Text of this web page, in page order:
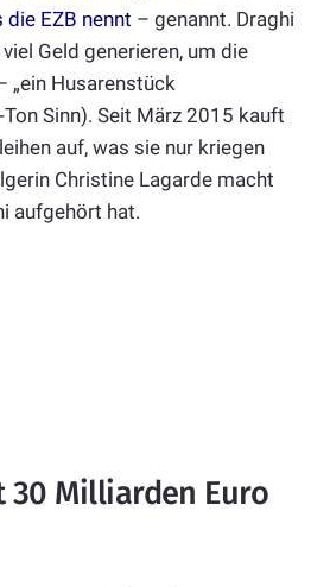
die EZB nennt – genannt. Draghi
Geld generieren, um die
„ein Husarenstück
Sinn). Seit März 2015 kauft
auf, was sie nur kriegen
Christine Lagarde macht
aufgehört hat.
30 Milliarden Euro